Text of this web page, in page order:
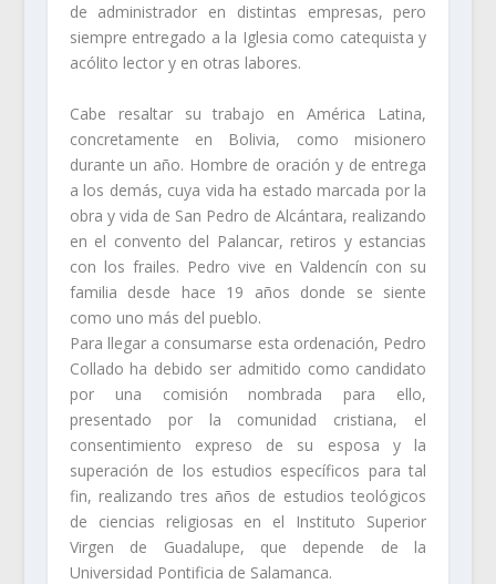
de administrador en distintas empresas, pero
siempre entregado a la Iglesia como catequista y
acólito lector y en otras labores.
Cabe resaltar su trabajo en América Latina,
concretamente en Bolivia, como misionero
durante un año. Hombre de oración y de entrega
a los demás, cuya vida ha estado marcada por la
obra y vida de San Pedro de Alcántara, realizando
en el convento del Palancar, retiros y estancias
con los frailes. Pedro vive en Valdencín con su
familia desde hace 19 años donde se siente
como uno más del pueblo.
Para llegar a consumarse esta ordenación, Pedro
Collado ha debido ser admitido como candidato
por una comisión nombrada para ello,
presentado por la comunidad cristiana, el
consentimiento expreso de su esposa y la
superación de los estudios específicos para tal
fin, realizando tres años de estudios teológicos
de ciencias religiosas en el Instituto Superior
Virgen de Guadalupe, que depende de la
Universidad Pontificia de Salamanca.